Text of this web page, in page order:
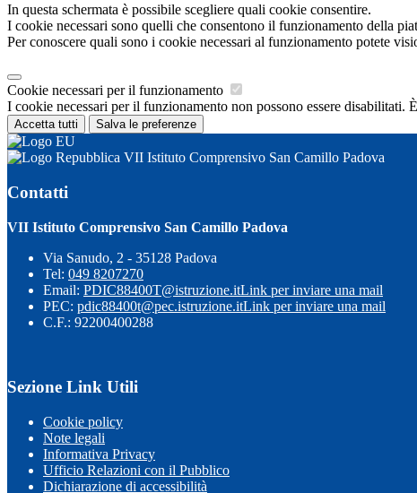
In questa schermata è possibile scegliere quali cookie consentire.
I cookie necessari sono quelli che consentono il funzionamento della
Per conoscere quali sono i cookie necessari al funzionamento potete
Cookie necessari per il funzionamento
I cookie necessari per il funzionamento non possono essere
Accetta tutti Salva le preferenze
VII Istituto Comprensivo San Camillo Padova
Contatti
VII Istituto Comprensivo San Camillo Padova
Via Sanudo, 2 - 35128 Padova
Tel: 049 8207270
Email: PDIC88400T@istruzione.itLink per inviare una mail
PEC: pdic88400t@pec.istruzione.itLink per inviare una mail
C.F.: 92200400288
Sezione Link Utili
Cookie policy
Note legali
Informativa Privacy
Ufficio Relazioni con il Pubblico
Dichiarazione di accessibilità